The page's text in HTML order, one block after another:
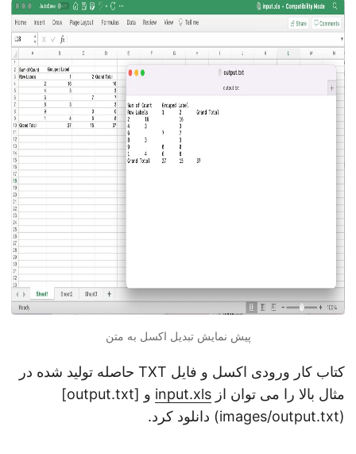
پیش نمایش تبدیل اکسل به متن
کتاب کار ورودی اکسل و فایل TXT حاصله تولید شده در
مثال بالا را می توان از input.xls
و [output.txt]